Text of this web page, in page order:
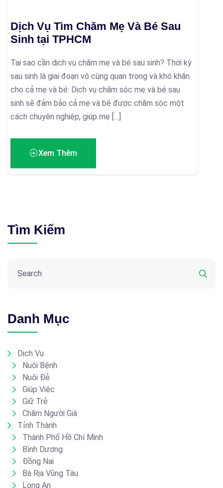
Dịch Vụ Tìm Chăm Mẹ Và Bé Sau
Sinh tại TPHCM
Tại sao cần dịch vụ chăm mẹ và bé sau sinh? Thời kỳ
sau sinh là giai đoạn vô cùng quan trọng và khó khăn
cho cả mẹ và bé: Dịch vụ chăm sóc mẹ và bé sau
sinh sẽ đảm bảo cả mẹ và bé được chăm sóc một
cách chuyên nghiệp, giúp mẹ […]
Xem Thêm
Tìm Kiếm
Danh Mục
Dịch Vụ
Nuôi Bệnh
Nuôi Đẻ
Giúp Việc
Giữ Trẻ
Chăm Người Già
Tỉnh Thành
Thành Phố Hồ Chí Minh
Bình Dương
Đồng Nai
Bà Rịa Vũng Tàu
Long An